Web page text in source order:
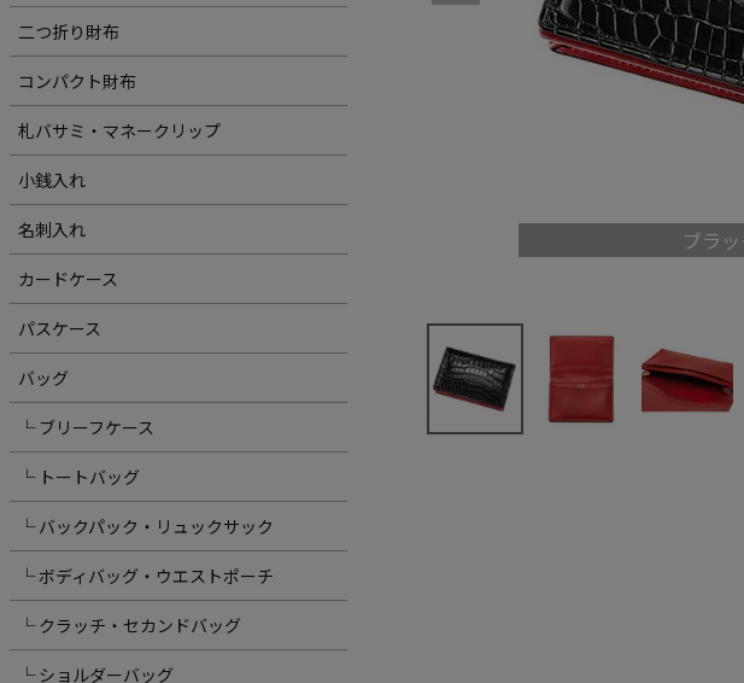
二つ折り財布
コンパクト財布
札バサミ・マネークリップ
小銭入れ
名刺入れ
カードケース
パスケース
バッグ
└ ブリーフケース
└ トートバッグ
└ バックパック・リュックサック
└ ボディバッグ・ウエストポーチ
└ クラッチ・セカンドバッグ
└ ショルダーバッグ
ブラ